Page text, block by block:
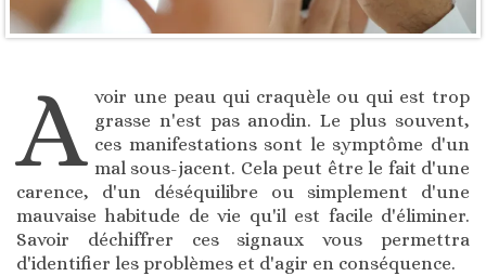
A voir une peau qui craquèle ou qui est trop
grasse n'est pas anodin. Le plus souvent,
ces manifestations sont le symptôme d'un
mal sous-jacent. Cela peut être le fait d'une
carence, d'un déséquilibre ou simplement d'une
mauvaise habitude de vie qu'il est facile d'éliminer.
Savoir déchiffrer ces signaux vous permettra
d'identifier les problèmes et d'agir en conséquence.